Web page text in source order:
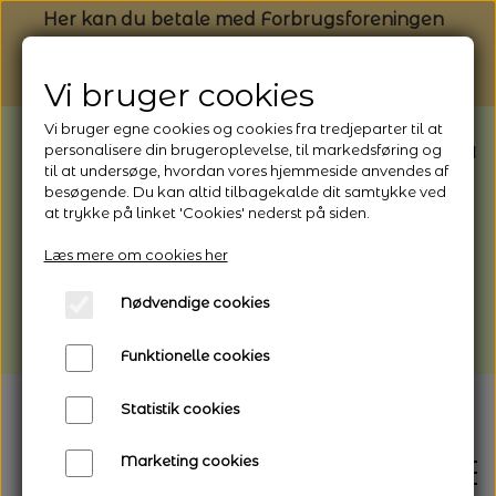
Her kan du betale med Forbrugsforeningen
BEMÆRK: Butikken har ferielukket* fra
1/8 - 9/8 - 2026
*Webshoppen er åben og sender hele
afhentning
Vi gør opmærksom på, at der kan være lidt
længere leveringstid
Vi bruger cookies
Vi bruger egne cookies og cookies fra tredjeparter til at
personalisere din brugeroplevelse, til markedsføring og
til at undersøge, hvordan vores hjemmeside anvendes af
besøgende. Du kan altid tilbagekalde dit samtykke ved
at trykke på linket 'Cookies' nederst på siden.
Læs mere om cookies her
Nødvendige cookies
Funktionelle cookies
Statistik cookies
Marketing cookies